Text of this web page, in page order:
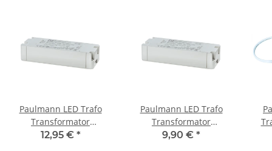
Paulmann LED Trafo
Transformator
Konstantstrom 700mA
12,95 € *
Paulmann LED Trafo
Transformator
Konstantstrom 350mA
9,90 € *